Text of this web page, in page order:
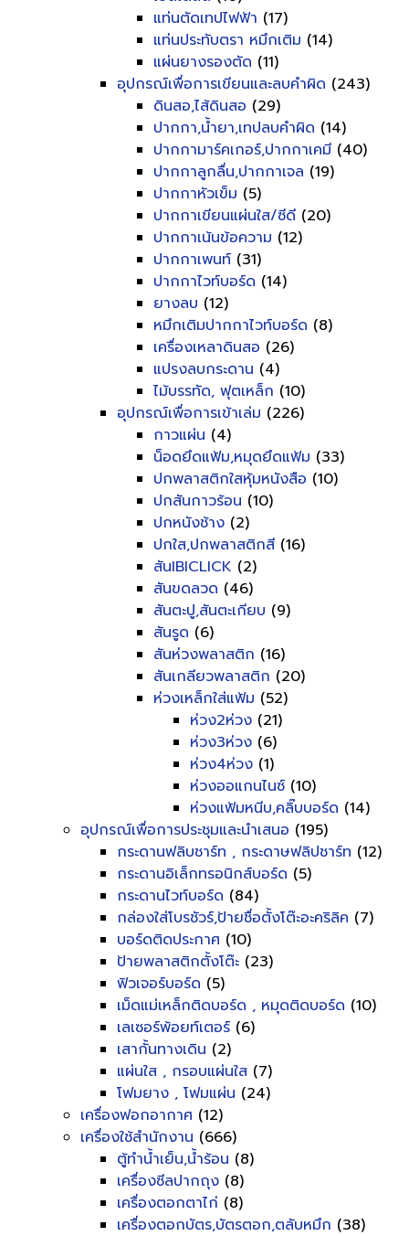
แท่นตัดเทปไฟฟ้า (17)
แท่นประทับตรา หมึกเติม (14)
แผ่นยางรองตัด (11)
อุปกรณ์เพื่อการเขียนและลบคำผิด (243)
ดินสอ,ไส้ดินสอ (29)
ปากกา,น้ำยา,เทปลบคำผิด (14)
ปากกามาร์คเกอร์,ปากกาเคมี (40)
ปากกาลูกลื่น,ปากกาเจล (19)
ปากกาหัวเข็ม (5)
ปากกาเขียนแผ่นใส/ซีดี (20)
ปากกาเน้นข้อความ (12)
ปากกาเพนท์ (31)
ปากกาไวท์บอร์ด (14)
ยางลบ (12)
หมึกเติมปากกาไวท์บอร์ด (8)
เครื่องเหลาดินสอ (26)
แปรงลบกระดาน (4)
ไม้บรรทัด, ฟุตเหล็ก (10)
อุปกรณ์เพื่อการเข้าเล่ม (226)
กาวแผ่น (4)
น็อดยึดแฟ้ม,หมุดยึดแฟ้ม (33)
ปกพลาสติกใสหุ้มหนังสือ (10)
ปกสันกาวร้อน (10)
ปกหนังช้าง (2)
ปกใส,ปกพลาสติกสี (16)
สันIBICLICK (2)
สันขดลวด (46)
สันตะปู,สันตะเกียบ (9)
สันรูด (6)
สันห่วงพลาสติก (16)
สันเกลียวพลาสติก (20)
ห่วงเหล็กใส่แฟ้ม (52)
ห่วง2ห่วง (21)
ห่วง3ห่วง (6)
ห่วง4ห่วง (1)
ห่วงออแกนไนซ์ (10)
ห่วงแฟ้มหนีบ,คลิ๊บบอร์ด (14)
อุปกรณ์เพื่อการประชุมและนำเสนอ (195)
กระดานฟลิบชาร์ท , กระดาษฟลิปชาร์ท (12)
กระดานอิเล็กทรอนิกส์บอร์ด (5)
กระดานไวท์บอร์ด (84)
กล่องใส่โบรชัวร์,ป้ายชื่อตั้งโต๊ะอะคริลิค (7)
บอร์ดติดประกาศ (10)
ป้ายพลาสติกตั้งโต๊ะ (23)
ฟิวเจอร์บอร์ด (5)
เม็ดแม่เหล็กติดบอร์ด , หมุดติดบอร์ด (10)
เลเซอร์พ้อยท์เตอร์ (6)
เสากั้นทางเดิน (2)
แผ่นใส , กรอบแผ่นใส (7)
โฟมยาง , โฟมแผ่น (24)
เครื่องฟอกอากาศ (12)
เครื่องใช้สำนักงาน (666)
ตู้ทำน้ำเย็น,น้ำร้อน (8)
เครื่องซีลปากถุง (8)
เครื่องตอกตาไก่ (8)
เครื่องตอกบัตร,บัตรตอก,ตลับหมึก (38)